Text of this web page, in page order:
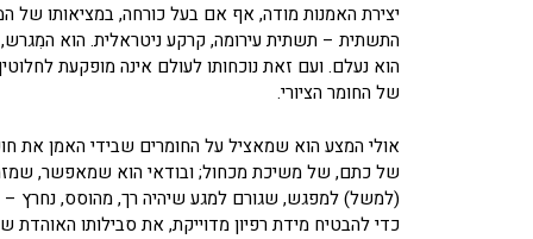
יצירת האמנות מודה, אף אם בעל כורחה, במציאותו של
התשתית – תשתית עירומה, קרקע ניטראלית. הוא המִגרש,
הוא נעלם. ועם זאת נוכחותו לעולם אינה מופקעת
של החומר הציורי.
אולי המצע הוא שמאציל על החומרים שבידי האמן את
של כתם, של משיכת מכחול; ובודאי הוא שמאפשר,
(למשל) למפגש, שגורם למגע שיהיה רך, מהוסס, נחרץ –
כדי להבטיח מידת רפיון מדוייקת, את סבילותו האוהדת